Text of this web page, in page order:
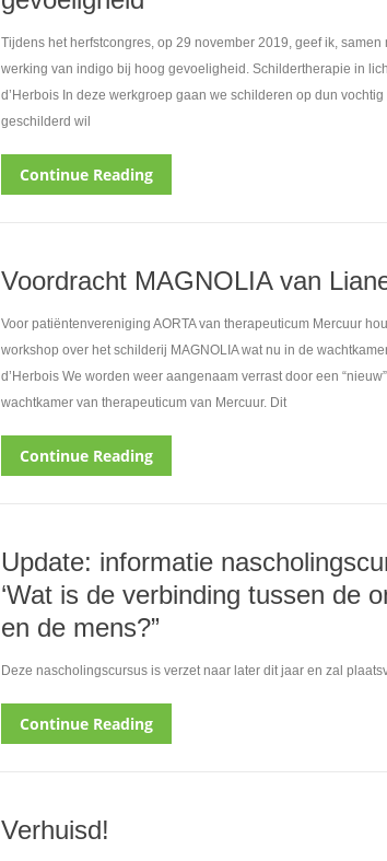
Tijdens het herfstcongres, op 29 november 2019, geef ik,
werking van indigo bij hoog gevoeligheid. Schildertherapie in
d’Herbois In deze werkgroep gaan we schilderen op dun
geschilderd wil
Continue Reading
Voordracht MAGNOLIA van
Voor patiëntenvereniging AORTA van therapeuticum Mercuur
workshop over het schilderij MAGNOLIA wat nu in de
d’Herbois We worden weer aangenaam verrast door een
wachtkamer van therapeuticum van Mercuur. Dit
Continue Reading
Update: informatie
‘Wat is de verbinding tussen de
en de mens?”
Deze nascholingscursus is verzet naar later dit jaar en zal
Continue Reading
Verhuisd!